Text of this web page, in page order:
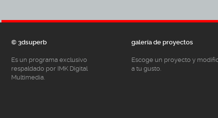
© 3dsuperb
Es un programa exclusivo
respaldado por IMK Digital
Multimedia.
galería de proyectos
Escoge un proyecto y
a tu gusto.